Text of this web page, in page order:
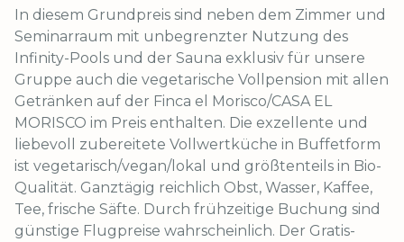
In diesem Grundpreis sind neben dem Zimmer und
Seminarraum mit unbegrenzter Nutzung des
Infinity-Pools und der Sauna exklusiv für unsere
Gruppe auch die vegetarische Vollpension mit allen
Getränken auf der Finca el Morisco/CASA EL
MORISCO im Preis enthalten. Die exzellente und
liebevoll zubereitete Vollwertküche in Buffetform
ist vegetarisch/vegan/lokal und größtenteils in Bio-
Qualität. Ganztägig reichlich Obst, Wasser, Kaffee,
Tee, frische Säfte. Durch frühzeitige Buchung sind
günstige Flugpreise wahrscheinlich. Der Gratis-